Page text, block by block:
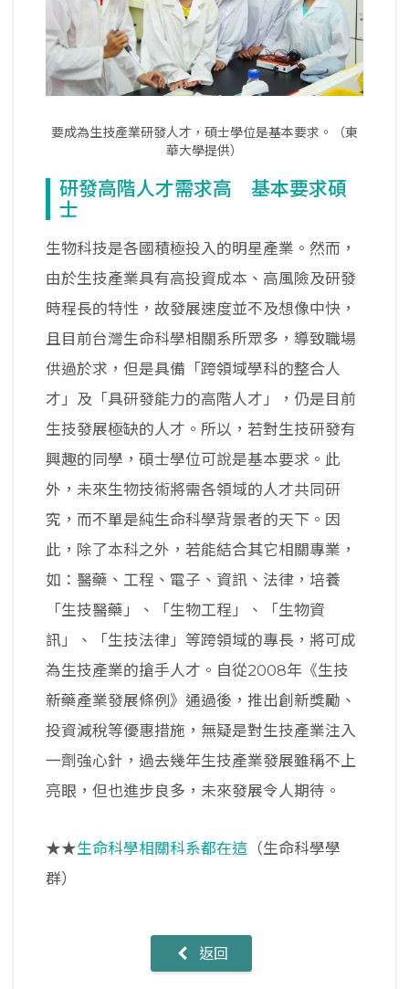
要成為生技產業研發人才，碩士學位是基本要求。（東
華大學提供）
研發高階人才需求高 基本要求碩
士
生物科技是各國積極投入的明星產業。然而，
由於生技產業具有高投資成本、高風險及研發
時程長的特性，故發展速度並不及想像中快，
且目前台灣生命科學相關系所眾多，導致職場
供過於求，但是具備「跨領域學科的整合人
才」及「具研發能力的高階人才」，仍是目前
生技發展極缺的人才。所以，若對生技研發有
興趣的同學，碩士學位可說是基本要求。此
外，未來生物技術將需各領域的人才共同研
究，而不單是純生命科學背景者的天下。因
此，除了本科之外，若能結合其它相關專業，
如：醫藥、工程、電子、資訊、法律，培養
「生技醫藥」、「生物工程」、「生物資
訊」、「生技法律」等跨領域的專長，將可成
為生技產業的搶手人才。自從2008年《生技
新藥產業發展條例》通過後，推出創新獎勵、
投資減稅等優惠措施，無疑是對生技產業注入
一劑強心針，過去幾年生技產業發展雖稱不上
亮眼，但也進步良多，未來發展令人期待。
★★生命科學相關科系都在這 （生命科學學
群）
返回